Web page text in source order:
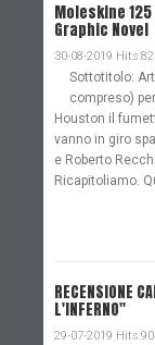
Moleskine
Graphic Novel
30-08-2019
Sottotitolo:
compreso)
Houston il
vanno in giro
e Roberto
Ricapitoliamo.
RECENSIONE
L'INFERNO"
29-07-2019